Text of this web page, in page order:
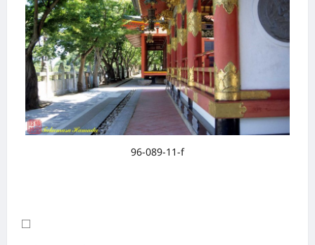
96-089-11-f
□